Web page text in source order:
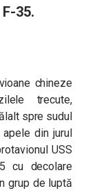
35.
chineze
trecute,
spre sudul
apele din jurul
USS
cu decolare
grup de luptă